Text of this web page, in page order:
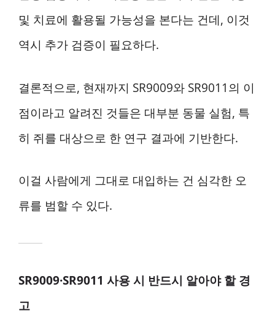
및 치료에 활용될 가능성을 본다는 건데, 이것
역시 추가 검증이 필요하다.
결론적으로, 현재까지 SR9009와 SR9011의 이
점이라고 알려진 것들은 대부분 동물 실험, 특
히 쥐를 대상으로 한 연구 결과에 기반한다.
이걸 사람에게 그대로 대입하는 건 심각한 오
류를 범할 수 있다.
SR9009·SR9011 사용 시 반드시 알아야 할 경
고